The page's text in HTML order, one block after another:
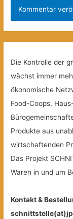
Die Kontrolle der
wächst immer
ökonomische
Food-Coops,
Produkte aus
wirtschaftenden
Das Projekt
Waren in und um
Kontakt &